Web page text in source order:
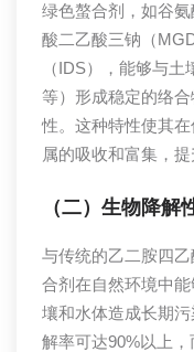
绿色螯合剂，如谷
酸二乙酸三钠（
（IDS），能够与
等）形成稳定的络
性。这种特性使其
属的吸收和富集，提
（二）生物降解
与传统的乙二胺四
合剂在自然环境中
壤和水体造成长期
解率可达90%以上